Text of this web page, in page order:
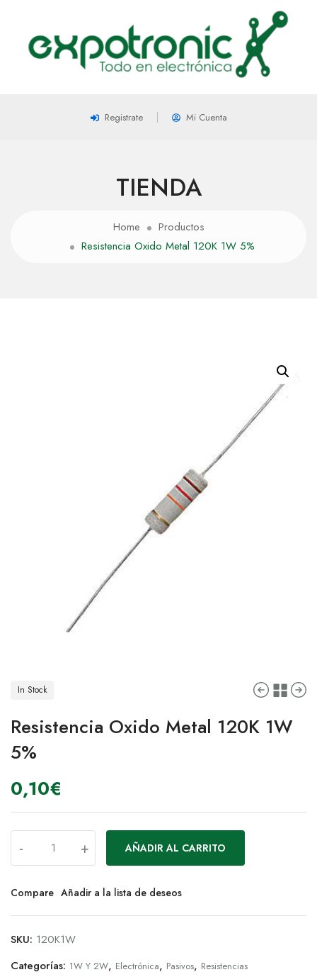
Registrate Mi Cuenta
TIENDA
Home
Productos
Resistencia Oxido Metal 120K 1W 5%
In Stock
Resistencia Oxido Metal 120K 1W
5%
0,10€
- + AÑADIR AL CARRITO
Compare Añadir a la lista de deseos
SKU: 120K1W
Categorías: 1W Y 2W, Electrónica, Pasivos, Resistencias